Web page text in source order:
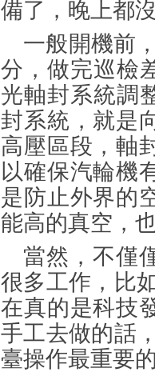
備了，晚上都
一般開機前
分，做完巡檢
光軸封系統調
封系統，就是
高壓區段，軸
以確保汽輪機
是防止外界的
能高的真空，
當然，不僅
很多工作，比
在真的是科技
手工去做的話
臺操作最重要